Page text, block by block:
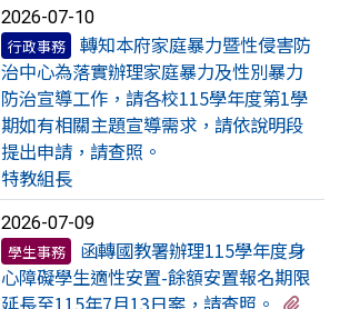
2026-07-10
行政事務
轉知本府家庭暴力暨性侵害防
治中心為落實辦理家庭暴力及性別暴力
防治宣導工作，請各校115學年度第1學
期如有相關主題宣導需求，請依說明段
提出申請，請查照。
特教組長
2026-07-09
學生事務
函轉國教署辦理115學年度身
心障礙學生適性安置-餘額安置報名期限
延長至115年7月13日案，請查照。